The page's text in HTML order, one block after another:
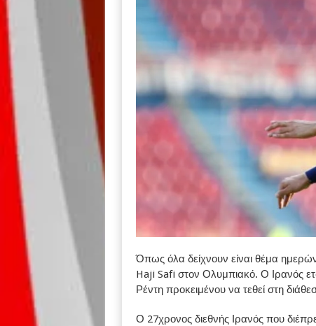
Όπως όλα δείχνουν είναι θέμα
Haji Safi στον Ολυμπιακό. Ο Ιρανός
Ρέντη προκειμένου να τεθεί στη
Ο 27χρονος διεθνής Ιρανός που